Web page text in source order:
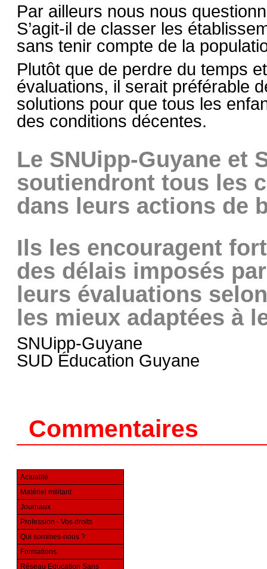
Par ailleurs nous nous
S’agit-il de classer les
sans tenir compte de la
Plutôt que de perdre du temps
évaluations, il serait préférable
solutions pour que tous les
des conditions décentes.
Le SNUipp-Guyane et
soutiendront tous les
dans leurs actions de
Ils les encouragent
des délais imposés
leurs évaluations
les mieux adaptées à
SNUipp-Guyane
SUD Éducation Guyane
Commentaires
Actualité
Matériel militant
Journaux
Profession - Vos droits
Qui sommes-nous ?
Formations
Réseau Education Sans